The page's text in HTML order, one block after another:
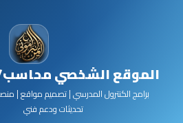
الموقع الشخصي محاسب/
برامج الكنترول المدرسي | تصميم مواقع |
تحديثات ودعم فني